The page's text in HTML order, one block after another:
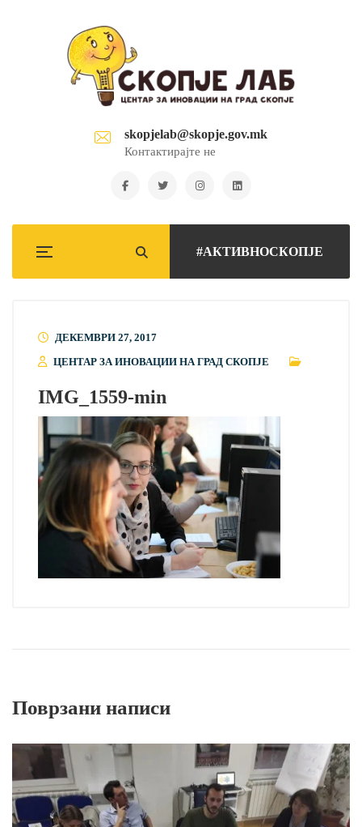
skopjelab@skopje.gov.mk
Контактирајте не
#АКТИВНОСКОПЈЕ
ДЕКЕМВРИ 27, 2017
ЦЕНТАР ЗА ИНОВАЦИИ НА ГРАД СКОПЈЕ
IMG_1559-min
Поврзани написи